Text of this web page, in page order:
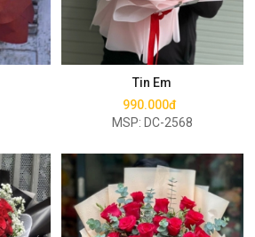
Tin Em
990.000đ
MSP: DC-2568
Mua ngay